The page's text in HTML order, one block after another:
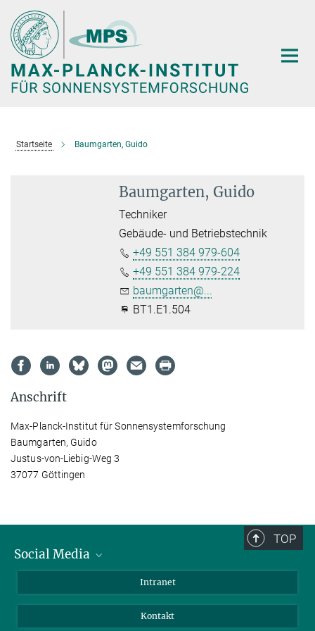
Hauptinhalt
Startseite Baumgarten, Guido
Baumgarten, Guido
Techniker
Gebäude- und Betriebstechnik
+49 551 384 979-604
+49 551 384 979-224
baumgarten@...
BT1.E1.504
Anschrift
Max-Planck-Institut für Sonnensystemforschung
Baumgarten, Guido
Justus-von-Liebig-Weg 3
37077 Göttingen
TOP
Social Media
Facebook
Instagram
Intranet
Kontakt